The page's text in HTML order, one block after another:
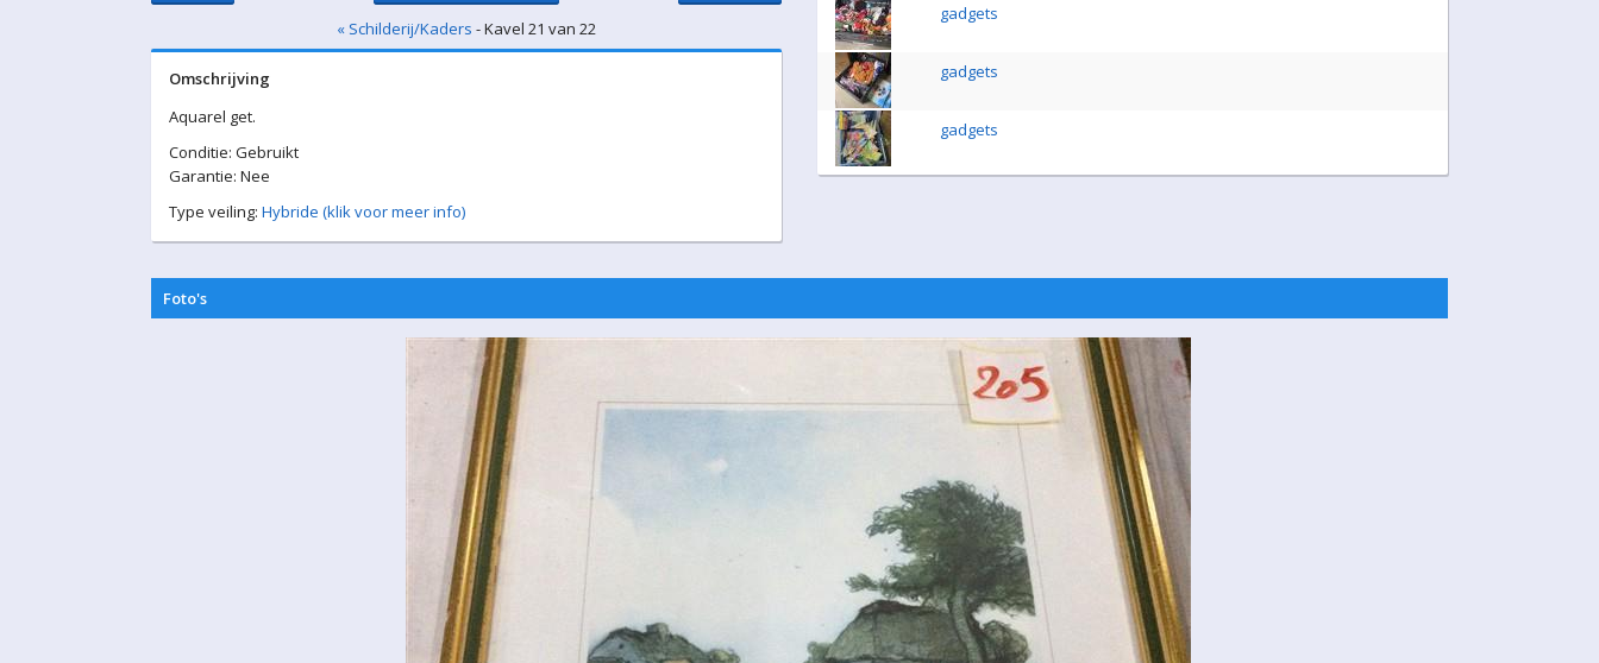
« Schilderij/Kaders - Kavel 21 van 22
Omschrijving
Aquarel get.
Conditie: Gebruikt
Garantie: Nee
Type veiling: Hybride (klik voor meer info)
gadgets
gadgets
gadgets
Foto's